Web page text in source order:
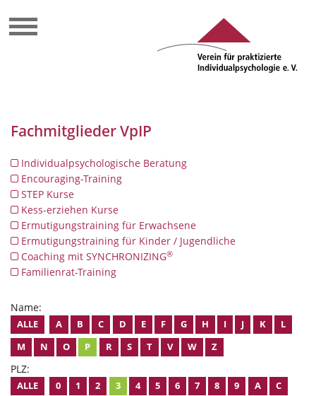
Fachmitglieder VpIP
Individualpsychologische Beratung
Encouraging-Training
STEP Kurse
Kess-erziehen Kurse
Ermutigungstraining für Erwachsene
Ermutigungstraining für Kinder / Jugendliche
Coaching mit SYNCHRONIZING®
Familienrat-Training
Name:
ALLE A B C D E F G H I J K
L
M
N O P R S T V W Z
PLZ:
ALLE 0 1 2 3 4 5 6 7 8 9 A
C